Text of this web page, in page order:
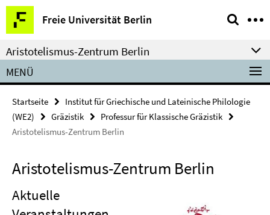
Springe
direkt
zu
Inhalt
Freie Universität Berlin
Service-
Navigation
Aristotelismus-Zentrum Berlin
MENÜ
Startseite
Institut für Griechische und Lateinische Philologie
(WE2)
Gräzistik
Professur für Klassische Gräzistik
Aristotelismus-Zentrum Berlin
Aristotelismus-Zentrum Berlin
Aktuelle